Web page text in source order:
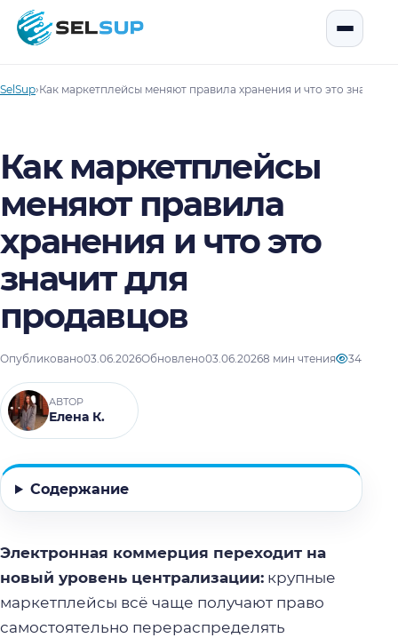
SelSup
SelSup›Как маркетплейсы меняют правила хранения и что это значит
Как маркетплейсы
меняют правила
хранения и что это
значит для
продавцов
Опубликовано03.06.2026Обновлено03.06.20268 мин чтения 34
АВТОР
Елена К.
Содержание
Электронная коммерция переходит на
новый уровень централизации: крупные
маркетплейсы всё чаще получают право
самостоятельно перераспределять